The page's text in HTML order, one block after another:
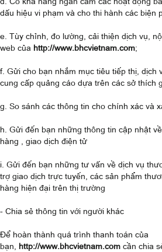
dấu hiệu vi phạm và cho thi hành các biện
e. Tùy chỉnh, đo lường, cải thiện dịch vụ,
web của http://www.bhcvietnam.com;
f. Gửi cho bạn nhắm mục tiêu tiếp thị, dịch
cung cấp quảng cáo dựa trên các sở thích
g. So sánh các thông tin cho chính xác và
h. Gửi đến bạn những thông tin cập nhật
hàng , giao dịch điện tử
i. Gửi đến bạn những tư vấn về dịch vụ
trợ giao dịch trực tuyến, các sản phẩm
hàng hiện đại trên thị trường
- Chia sẻ thông tin với người khác
Để hoàn thành quá trình thanh toán của
bạn, http://www.bhcvietnam.com cần chia